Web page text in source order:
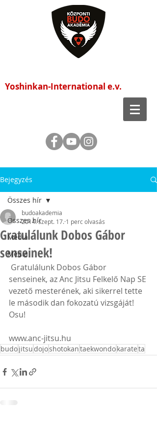
Yoshinkan-International e.v.
Bejegyzés
Összes hír
Média
Média
Összes hír
Gratulálunk Dobos Gábor
senseinek!
budoakademia
2014. szept. 17. 1 perc olvasás
senseinek, az Anc Jitsu Felkelő Nap SE
vezető mesterének, aki sikerrel tette
le második dan fokozatú vizsgáját!
Osu!
www.anc-jitsu.hu
budojitsudojoshotokantaekwondokarateta